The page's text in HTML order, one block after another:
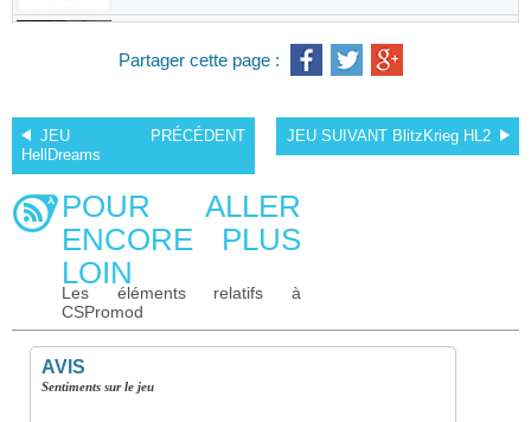
Partager cette page :
JEU PRÉCÉDENT
HellDreams
JEU SUIVANT BlitzKrieg HL2
POUR ALLER
ENCORE PLUS
LOIN
Les éléments relatifs à
CSPromod
AVIS
Sentiments sur le jeu